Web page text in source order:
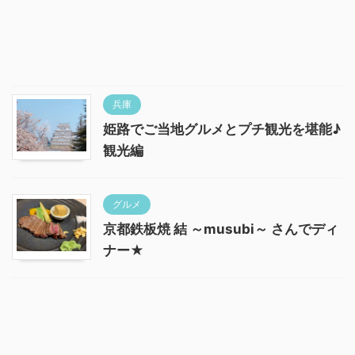
兵庫
姫路でご当地グルメとプチ観光を堪能♪
観光編
グルメ
京都鉄板焼 結 ～musubi～ さんでディ
ナー★